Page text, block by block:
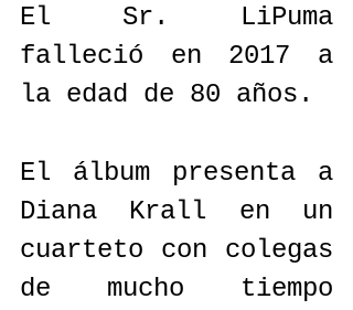
El Sr. LiPuma
falleció en 2017 a
la edad de 80 años.
El álbum presenta a
Diana Krall en un
cuarteto con colegas
de mucho tiempo